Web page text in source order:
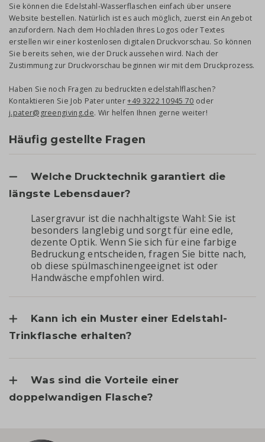
Sie können die Edelstahl-Wasserflaschen einfach über unsere
Website bestellen. Natürlich ist es auch möglich, zuerst ein Angebot
anzufordern. Nach dem Hochladen Ihres Logos oder Textes
erstellen wir einer kostenlosen digitalen Druckvorschau. So können
Sie bereits sehen, wie der Druck aussehen wird. Nach der
Zustimmung zur Druckvorschau beginnen wir mit dem Druckprozess.
Haben Sie noch Fragen zu bedruckten edelstahlflaschen?
Kontaktieren Sie Job Pater unter+49 3222 10945 70 oder
j.pater@greengiving.de. Wir helfen Ihnen gerne weiter!
Häufig gestellte Fragen
Welche Drucktechnik garantiert die
längste Lebensdauer?
Lasergravur ist die nachhaltigste Wahl: Sie ist
besonders langlebig und sorgt für eine edle,
dezente Optik. Wenn Sie sich für eine farbige
Bedruckung entscheiden, fragen Sie bitte nach,
ob diese spülmaschinengeeignet ist oder
Handwäsche empfohlen wird.
Kann ich ein Muster einer Edelstahl-
Trinkflasche erhalten?
Was sind die Vorteile einer
doppelwandigen Flasche?